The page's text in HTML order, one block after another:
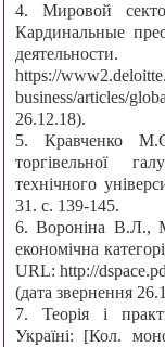
4. Мировой
Кардинальные
https://
business/articles/
26.12.18).
5. Кравченко
торгівельної
технічного
31. с. 139-145.
6. Вороніна В.Л.,
економічна
URL: http://
(дата звернення
7. Теорія і
Україні: [Кол.